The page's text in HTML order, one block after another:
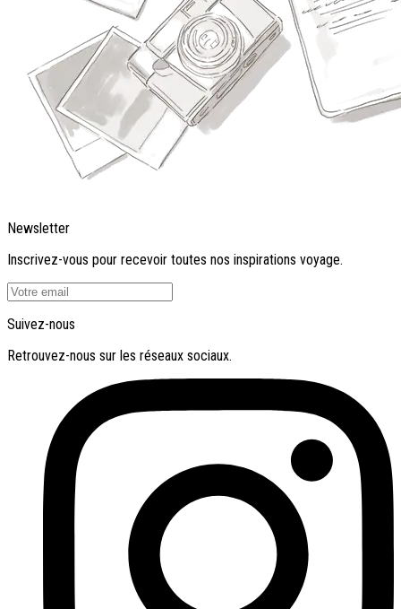
Newsletter
Inscrivez-vous pour recevoir toutes nos inspirations voyage.
Suivez-nous
Retrouvez-nous sur les réseaux sociaux.